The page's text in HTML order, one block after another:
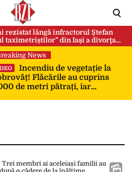
rezistat lângă infractorul Ștefan
taximetriștilor” din Iași a divorţat
News
Incendiu de vegetație la
Flăcările au cuprins
de metri pătrați, iar